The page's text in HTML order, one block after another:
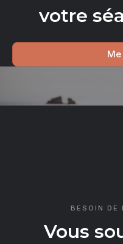
votre
BESOIN DE
Vous